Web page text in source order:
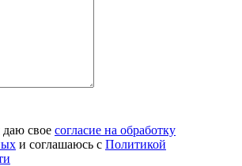
даю свое согласие на обработку
и соглашаюсь c Политикой